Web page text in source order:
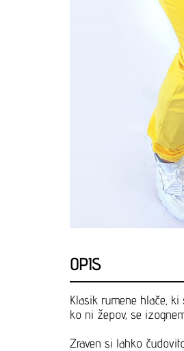
OPIS
Klasik rumene hlače,
ko ni žepov, se
Zraven si lahko